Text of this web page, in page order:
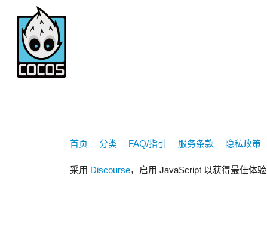
首页 分类 FAQ/指引 服务条款 隐私政策
采用 Discourse，启用 JavaScript 以获得最佳体验